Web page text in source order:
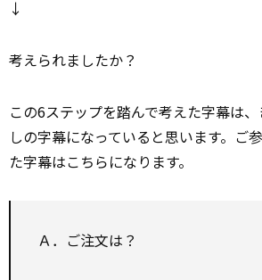
↓
考えられましたか？
この6ステップを踏んで考えた字幕は、
しの字幕になっていると思います。ご
た字幕はこちらになります。
Ａ．ご注文は？